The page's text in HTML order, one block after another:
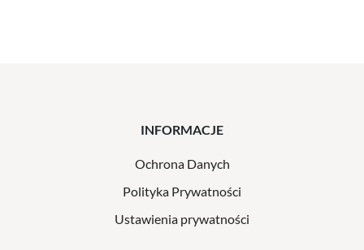
INFORMACJE
Ochrona Danych
Polityka Prywatności
Ustawienia prywatności